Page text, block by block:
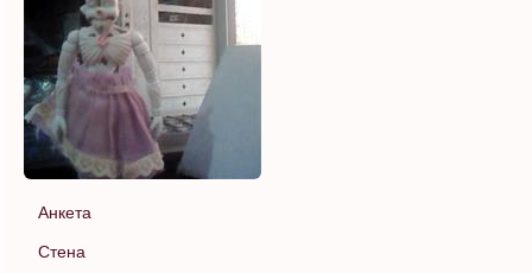
Анкета
Стена